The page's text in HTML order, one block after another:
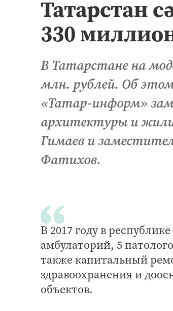
Татарстан
330
В Татарстане на
млн. рублей. Об этом
«Татар-информ»
архитектуры и
Гимаев и
Фатихов.
В 2017 году в
амбулаторий, 5
также капитальный
здравоохранения и
объектов.